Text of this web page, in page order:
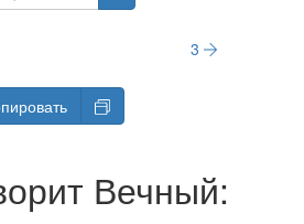
3
Вечный: